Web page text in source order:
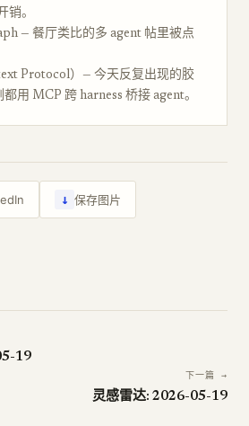
销。
— 餐厅类比的多 agent 帖里被点
Protocol）— 今天反复出现的胶
用 MCP 跨 harness 桥接 agent。
↓ 保存图片
19
下一篇 →
灵感雷达: 2026-05-19